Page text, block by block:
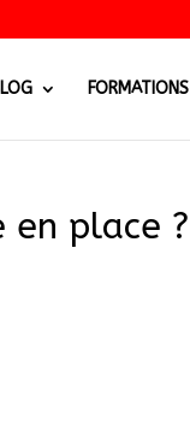
FORMATIONS
place ?